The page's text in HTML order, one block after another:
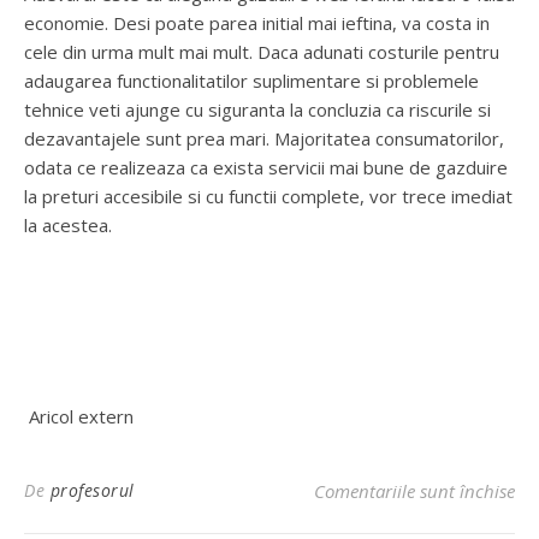
economie. Desi poate parea initial mai ieftina, va costa in
cele din urma mult mai mult. Daca adunati costurile pentru
adaugarea functionalitatilor suplimentare si problemele
tehnice veti ajunge cu siguranta la concluzia ca riscurile si
dezavantajele sunt prea mari. Majoritatea consumatorilor,
odata ce realizeaza ca exista servicii mai bune de gazduire
la preturi accesibile si cu functii complete, vor trece imediat
la acestea.
Aricol extern
De profesorul Comentariile sunt închise